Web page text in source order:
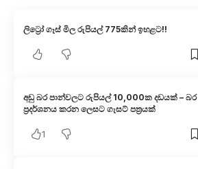
ලිට්‍රෝ ගෑස් මිල රුපියල් 775කින් ඉහළට!!
අඩු බර පාන්වලට රුපියල් 10,000ක දඩයක් – බර
ප්‍රදර්ශනය කරන ලෙසට ගැසට් පත්‍රයක්
1